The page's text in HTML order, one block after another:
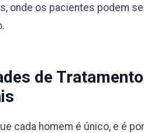
onde os pacientes podem
de
cada homem é único, e é